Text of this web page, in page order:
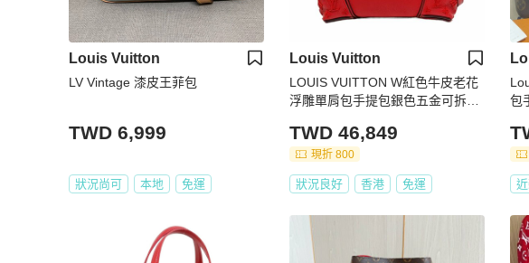
Louis Vuitton
LV Vintage 漆皮王菲包
TWD 6,999
狀況尚可 本地 免運
Louis Vuitton
LOUIS VUITTON W紅色牛皮老花
浮雕單肩包手提包銀色五金可拆卸
TWD 46,849
現折 800
狀況良好 香港 免運
包